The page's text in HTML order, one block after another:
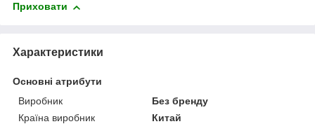
Приховати
Характеристики
Основні атрибути
Виробник
Без бренду
Країна виробник
Китай